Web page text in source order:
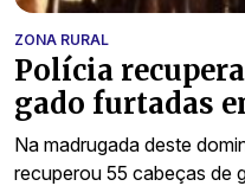
ZONA RURAL
Polícia
gado furtadas
Na madrugada deste
recuperou 55 cabeças de